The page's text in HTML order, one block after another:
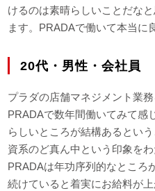
けるのは素晴らしいことだな
ます。PRADAで働いて本当に
20代・男性・会社員
プラダの店舗マネジメント業
PRADAで数年間働いてみて感
らしいところが結構あるとい
資系のど真ん中という印象を
PRADAは年功序列的なところ
続けていると着実にお給料が